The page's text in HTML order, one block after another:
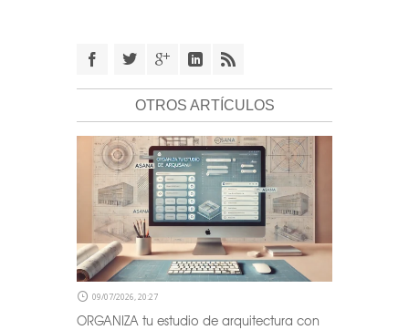
OTROS ARTÍCULOS
09/07/2026, 20:27
ORGANIZA tu estudio de arquitectura con